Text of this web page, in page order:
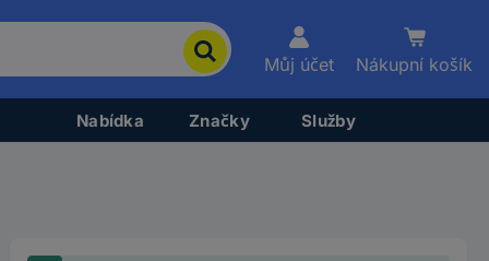
Můj účet Nákupní košík
Nabídka Značky Služby